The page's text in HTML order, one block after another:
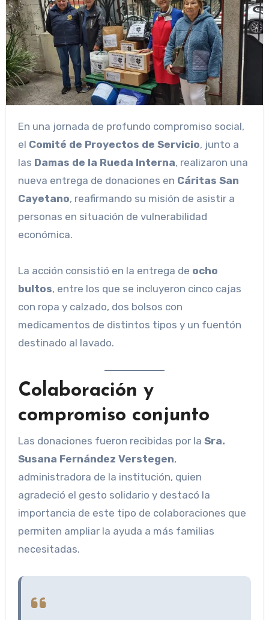
En una jornada de profundo compromiso social,
el Comité de Proyectos de Servicio, junto a
las Damas de la Rueda Interna, realizaron una
nueva entrega de donaciones en Cáritas San
Cayetano, reafirmando su misión de asistir a
personas en situación de vulnerabilidad
económica.
La acción consistió en la entrega de ocho
bultos, entre los que se incluyeron cinco cajas
con ropa y calzado, dos bolsos con
medicamentos de distintos tipos y un fuentón
destinado al lavado.
Colaboración y
compromiso conjunto
Las donaciones fueron recibidas por la Sra.
Susana Fernández Verstegen,
administradora de la institución, quien
agradeció el gesto solidario y destacó la
importancia de este tipo de colaboraciones que
permiten ampliar la ayuda a más familias
necesitadas.